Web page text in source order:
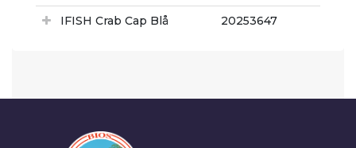
IFISH Crab Cap Blå 20253647